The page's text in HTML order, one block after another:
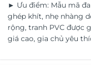
► Ưu điểm: Mẫu mã
ghép khít, nhẹ nhàng
rộng, tranh PVC được
giá cao, gia chủ yêu